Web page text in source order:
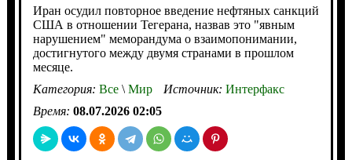
Иран осудил повторное введение нефтяных санкций
США в отношении Тегерана, назвав это "явным
нарушением" меморандума о взаимопонимании,
достигнутого между двумя странами в прошлом
месяце.
Категория: Все\Мир Источник: Интерфакс
Время: 08.07.2026 02:05